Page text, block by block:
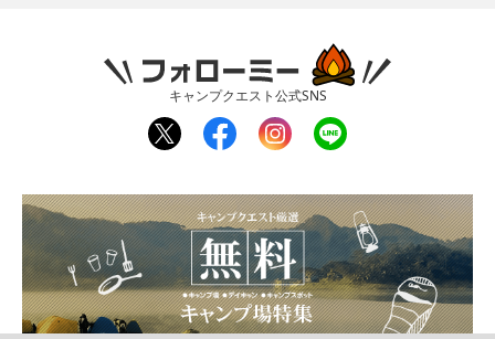
キャンプクエスト公式SNS
twit
ter
fac
ebo
inst
agr
line